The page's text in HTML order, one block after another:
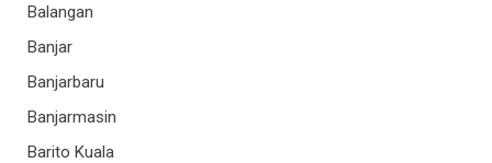
Balangan
Banjar
Banjarbaru
Banjarmasin
Barito Kuala